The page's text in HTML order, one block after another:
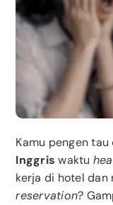
Kamu pengen tau
Inggris waktu
kerja di hotel dan
reservation?